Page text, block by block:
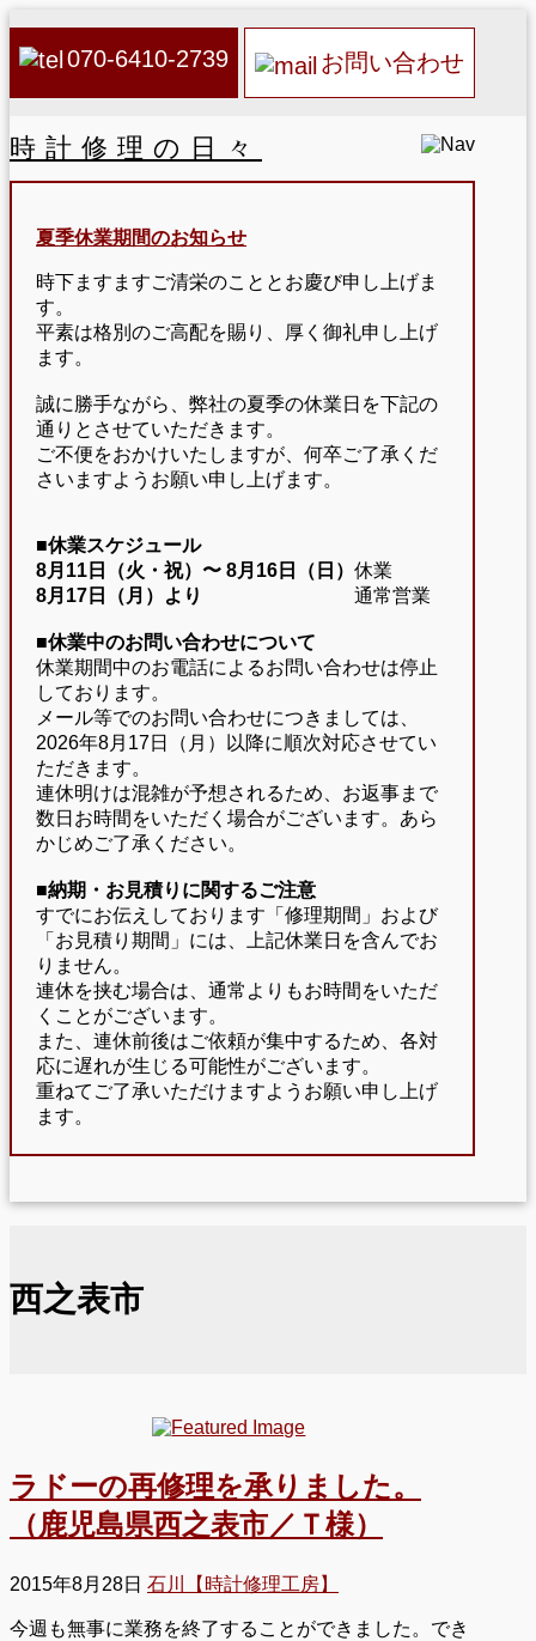
070-6410-2739 お問い合わせ
時計修理の日々
夏季休業期間のお知らせ
時下ますますご清栄のこととお慶び申し上げま
す。
平素は格別のご高配を賜り、厚く御礼申し上げ
ます。
誠に勝手ながら、弊社の夏季の休業日を下記の
通りとさせていただきます。
ご不便をおかけいたしますが、何卒ご了承くだ
さいますようお願い申し上げます。
■休業スケジュール
8月11日（火・祝）〜 8月16日（日） 休業
8月17日（月）より
通常営業
■休業中のお問い合わせについて
休業期間中のお電話によるお問い合わせは停止
しております。
メール等でのお問い合わせにつきましては、
2026年8月17日（月）以降に順次対応させてい
ただきます。
連休明けは混雑が予想されるため、お返事まで
数日お時間をいただく場合がございます。あら
かじめご了承ください。
■納期・お見積りに関するご注意
すでにお伝えしております「修理期間」および
「お見積り期間」には、上記休業日を含んでお
りません。
連休を挟む場合は、通常よりもお時間をいただ
くことがございます。
また、連休前後はご依頼が集中するため、各対
応に遅れが生じる可能性がございます。
重ねてご了承いただけますようお願い申し上げ
ます。
西之表市
ラドーの再修理を承りました。
（鹿児島県西之表市／Ｔ様）
2015年8月28日 石川【時計修理工房】
今週も無事に業務を終了することができました。でき